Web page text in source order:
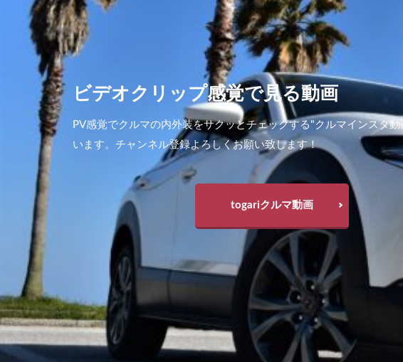
ビデオクリップ感覚で見る動画
PV感覚でクルマの内外装をサクッとチェックする"クルマインスタ動
います。チャンネル登録よろしくお願い致します！
togariクルマ動画